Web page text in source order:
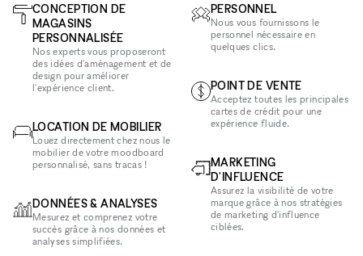
CONCEPTION DE
MAGASINS
PERSONNALISÉE
Nos experts vous proposeront
des idées d'aménagement et de
design pour améliorer
l'expérience client.
LOCATION DE MOBILIER
Louez directement chez nous le
mobilier de votre moodboard
personnalisé, sans tracas !
DONNÉES & ANALYSES
Mesurez et comprenez votre
succès grâce à nos données et
analyses simplifiées.
PERSONNEL
Nous vous fournissons le
personnel nécessaire en
quelques clics.
POINT DE VENTE
Acceptez toutes les principales
cartes de crédit pour une
expérience fluide.
MARKETING
D'INFLUENCE
Assurez la visibilité de votre
marque grâce à nos stratégies
de marketing d'influence
ciblées.